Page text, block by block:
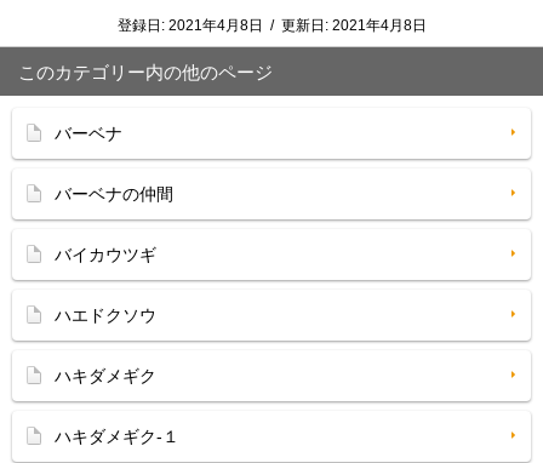
登録日: 2021年4月8日 / 更新日: 2021年4月8日
このカテゴリー内の他のページ
バーベナ
バーベナの仲間
バイカウツギ
ハエドクソウ
ハキダメギク
ハキダメギク-１